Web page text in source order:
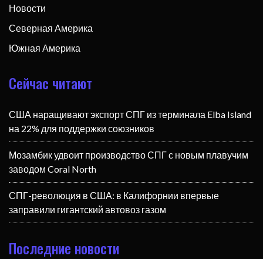
Новости
Северная Америка
Южная Америка
Сейчас читают
США наращивают экспорт СПГ из терминала Elba Island
на 22% для поддержки союзников
Мозамбик удвоит производство СПГ с новым плавучим
заводом Coral North
СПГ-революция в США: в Калифорнии впервые
заправили гигантский автовоз газом
Последние новости